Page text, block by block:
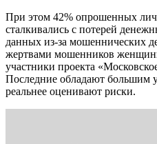
При этом 42% опрошенных
сталкивались с потерей
данных из-за мошеннических
жертвами мошенников
участники проекта
Последние обладают большим
реальнее оценивают риски.